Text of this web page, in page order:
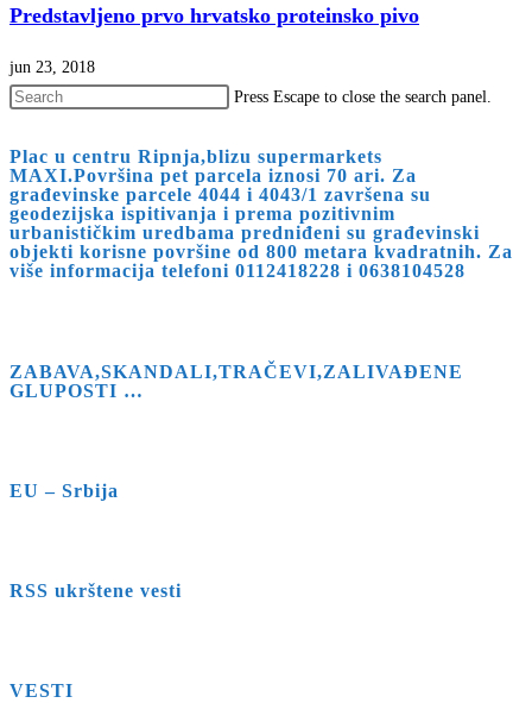
Predstavljeno prvo hrvatsko proteinsko pivo
jun 23, 2018
Press Escape to close the search panel.
Plac u centru Ripnja,blizu supermarkets
MAXI.Površina pet parcela iznosi 70 ari. Za
građevinske parcele 4044 i 4043/1 završena su
geodezijska ispitivanja i prema pozitivnim
urbanističkim uredbama predniđeni su građevinski
objekti korisne površine od 800 metara kvadratnih. Za
više informacija telefoni 0112418228 i 0638104528
ZABAVA,SKANDALI,TRAČEVI,ZALIVAĐENE
GLUPOSTI …
EU – Srbija
RSS ukrštene vesti
VESTI